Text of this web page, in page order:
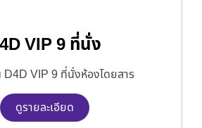
VIP 9 ที่นั่ง
D4D VIP 9 ที่นั่งห้องโดยสาร
ดูรายละเอียด